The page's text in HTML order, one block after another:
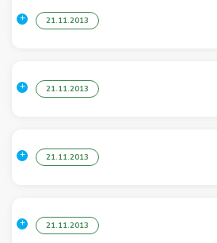
21.11.2013
21.11.2013
21.11.2013
21.11.2013